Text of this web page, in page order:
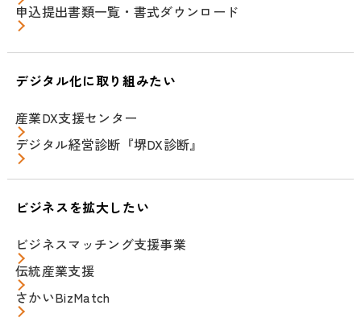
申込提出書類一覧・書式ダウンロード
デジタル化に取り組みたい
産業DX支援センター
デジタル経営診断『堺DX診断』
ビジネスを拡大したい
ビジネスマッチング支援事業
伝統産業支援
さかいBizMatch